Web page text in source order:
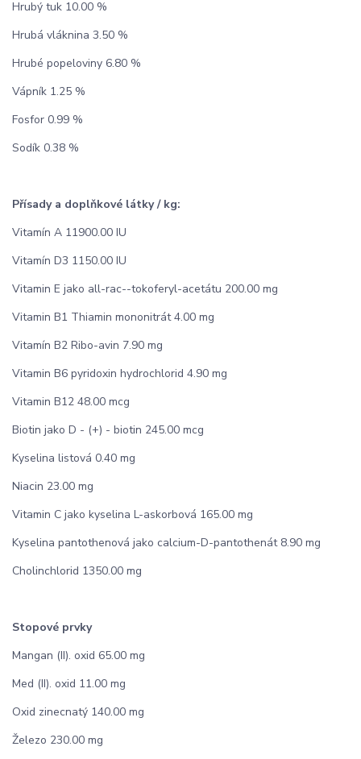
Hrubý tuk 10.00 %
Hrubá vláknina 3.50 %
Hrubé popeloviny 6.80 %
Vápník 1.25 %
Fosfor 0.99 %
Sodík 0.38 %
Přísady a doplňkové látky / kg:
Vitamín A 11900.00 IU
Vitamín D3 1150.00 IU
Vitamin E jako all-rac-­-tokoferyl-acetátu 200.00 mg
Vitamin B1 Thiamin mononitrát 4.00 mg
Vitamín B2 Ribo-avin 7.90 mg
Vitamin B6 pyridoxin hydrochlorid 4.90 mg
Vitamin B12 48.00 mcg
Biotin jako D - (+) - biotin 245.00 mcg
Kyselina listová 0.40 mg
Niacin 23.00 mg
Vitamin C jako kyselina L-askorbová 165.00 mg
Kyselina pantothenová jako calcium-D-pantothenát 8.90 mg
Cholinchlorid 1350.00 mg
Stopové prvky
Mangan (II). oxid 65.00 mg
Med (II). oxid 11.00 mg
Oxid zinecnatý 140.00 mg
Železo 230.00 mg